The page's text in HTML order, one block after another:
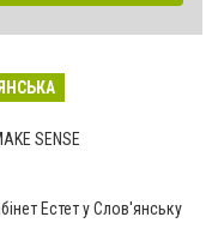
SENSE
Естет у Слов'янську